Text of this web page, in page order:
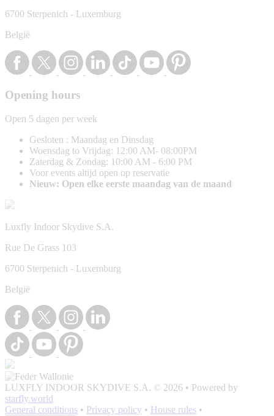
6700 Sterpenich - Luxemburg
België
Opening hours
Open 5 dagen per week
Gesloten : Maandag en Dinsdag
Woensdag to Vrijdag: 12:00 AM- 08:00PM
Zaterdag & Zondag: 10:00 AM - 6:00 PM
Voor events altijd open op reservatie
Nieuw: Open elke eerste maandag van de maand
Luxfly Indoor Skydive S.A.
Rue De Grass 103
6700 Sterpenich - Luxemburg
België
LUXFLY INDOOR SKYDIVE S.A. © 2026 • Powered by
starfly.world
General conditions • Privacy policy • House rules •